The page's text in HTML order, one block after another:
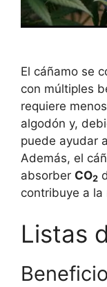
El cáñamo se
con múltiples
requiere
algodón y,
puede ayudar
Además, el
absorber CO2
contribuye a
Listas